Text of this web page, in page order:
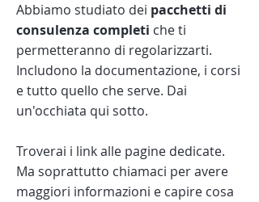
Abbiamo studiato dei pacchetti di
consulenza completi che ti
permetteranno di regolarizzarti.
Includono la documentazione, i corsi
e tutto quello che serve. Dai
un'occhiata qui sotto.
Troverai i link alle pagine dedicate.
Ma soprattutto chiamaci per avere
maggiori informazioni e capire cosa